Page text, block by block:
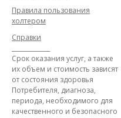
Правила пользования
холтером
Справки
Срок оказания услуг, а также
их объем и стоимость зависят
от состояния здоровья
Потребителя, диагноза,
периода, необходимого для
качественного и безопасного